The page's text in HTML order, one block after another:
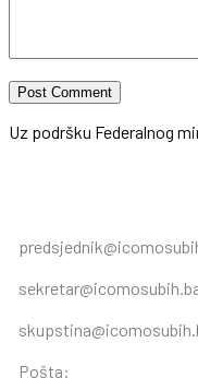
Uz podršku Federalnog
Pošta: